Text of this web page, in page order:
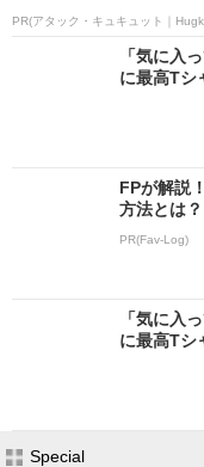
PR(アタック・キュキュット｜
「気に入
に最高T
FPが解説
方法とは？
PR(Fav-Log)
「気に入
に最高T
Special